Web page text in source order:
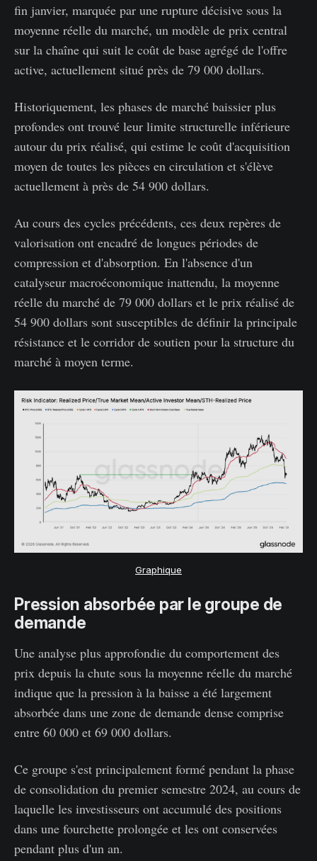
fin janvier, marquée par une rupture décisive sous la
moyenne réelle du marché, un modèle de prix central
sur la chaîne qui suit le coût de base agrégé de l'offre
active, actuellement situé près de 79 000 dollars.
Historiquement, les phases de marché baissier plus
profondes ont trouvé leur limite structurelle inférieure
autour du prix réalisé, qui estime le coût d'acquisition
moyen de toutes les pièces en circulation et s'élève
actuellement à près de 54 900 dollars.
Au cours des cycles précédents, ces deux repères de
valorisation ont encadré de longues périodes de
compression et d'absorption. En l'absence d'un
catalyseur macroéconomique inattendu, la moyenne
réelle du marché de 79 000 dollars et le prix réalisé de
54 900 dollars sont susceptibles de définir la principale
résistance et le corridor de soutien pour la structure du
marché à moyen terme.
Graphique
Pression absorbée par le groupe de
demande
Une analyse plus approfondie du comportement des
prix depuis la chute sous la moyenne réelle du marché
indique que la pression à la baisse a été largement
absorbée dans une zone de demande dense comprise
entre 60 000 et 69 000 dollars.
Ce groupe s'est principalement formé pendant la phase
de consolidation du premier semestre 2024, au cours de
laquelle les investisseurs ont accumulé des positions
dans une fourchette prolongée et les ont conservées
pendant plus d'un an.